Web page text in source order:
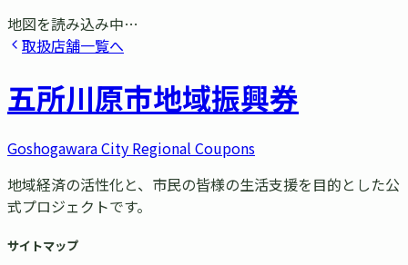
地図を読み込み中…
取扱店舗一覧へ
五所川原市地域振興券
Goshogawara City Regional Coupons
地域経済の活性化と、市民の皆様の生活支援を目的とした公
式プロジェクトです。
サイトマップ